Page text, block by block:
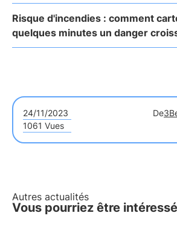
Risque d'incendies : comment
quelques minutes un danger
24/11/2023 De
1061 Vues
Autres actualités
Vous pourriez être intéressé